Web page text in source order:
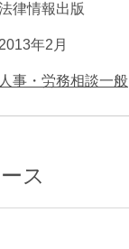
律情報出版
2013年2月
人事・労務相談一般
ス